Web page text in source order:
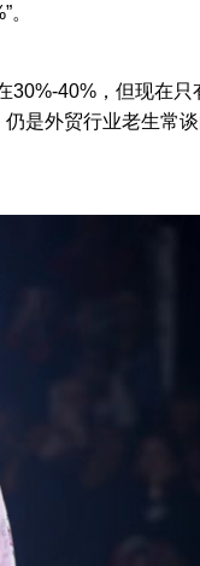
40%，但现在只
是外贸行业老生常